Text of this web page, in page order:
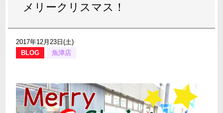
メリークリスマス！
2017年12月23日(土)
BLOG
魚津店